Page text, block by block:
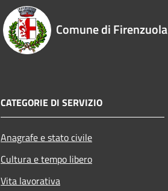
Comune di Firenzuola
CATEGORIE DI SERVIZIO
Anagrafe e stato civile
Cultura e tempo libero
Vita lavorativa